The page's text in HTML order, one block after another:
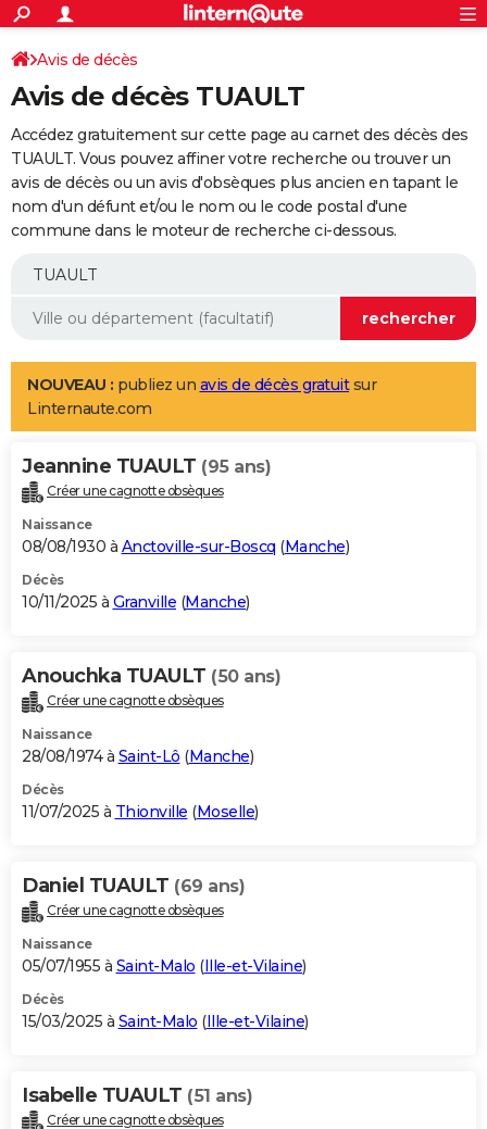
ACTUALITÉS
Politique
Société
Faits Divers
Education
Monde
Villes
+
SPORT
Coupe du monde 2026
Football
Tennis
Cyclisme
Rugby
Forum
Programme TV
TNT
Streaming
Cinéma
Sorties cinéma
Musique
+
FINANCE
Retraite
Epargne
Immobilier
Risques naturels par ville
Banque
Assurance
AUTO
Essais
Réserver un essai
Citadines
Berlines
SUV
Forum auto
+
Mobiles
Meilleur smartphone
Internet
Ordinateurs
Jeux vidéo
Guide high-tech
Aménagement intérieur
LIFESTYLE
Art de vivre
Bien-être
Loisirs
Mode
Modes de vie
Alimentation
Guide de la santé
Maladies
Médicaments
Sommeil
VOYAGE
Destinations
City break
Voyage nature
Voyage de noces
Forum
Climat
+PHOTO
GUIDES D'ACHAT
BONS PLANS
Carte de Noël
Carte Bonne année
Carte Saint-Valentin
Carte Pâques
Carte d'anniversaire
DICTIONNAIRE
Dictionnaire
Biographies
Citations
Expressions
Proverbes
PROGRAMME TV
S'inscrire
Se connecter
Lycées
Collèges
Primaires
Universités
Entreprises
Service militaire
Avis de recherche
AVIS DE DÉCÈS
Bricolage
Lifestyle
Culture
Sport
Auto
Television
Voyage
Cinema
Avis de décès
Avis de décès TUAULT
Accédez gratuitement sur cette page au carnet des décès des
TUAULT. Vous pouvez affiner votre recherche ou trouver un
avis de décès ou un avis d'obsèques plus ancien en tapant le
nom d'un défunt et/ou le nom ou le code postal d'une
commune dans le moteur de recherche ci-dessous.
NOUVEAU : publiez un avis de décès gratuitsur
Linternaute.com
Jeannine TUAULT (95 ans)
Créer une cagnotte obsèques
Naissance
08/08/1930 à Anctoville-sur-Boscq (Manche)
Décès
10/11/2025 à Granville (Manche)
Anouchka TUAULT (50 ans)
Créer une cagnotte obsèques
Naissance
28/08/1974 à Saint-Lô (Manche)
Décès
11/07/2025 à Thionville (Moselle)
Daniel TUAULT (69 ans)
Créer une cagnotte obsèques
Naissance
05/07/1955 à Saint-Malo (Ille-et-Vilaine)
Décès
15/03/2025 à Saint-Malo (Ille-et-Vilaine)
Isabelle TUAULT (51 ans)
Créer une cagnotte obsèques